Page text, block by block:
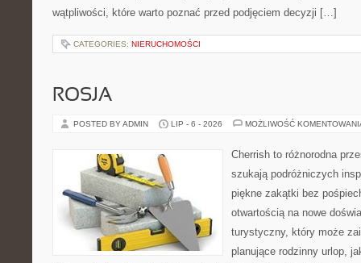
wątpliwości, które warto poznać przed podjęciem decyzji […]
CATEGORIES: NIERUCHOMOŚCI
ROSJA
POSTED BY ADMIN LIP - 6 - 2026 MOŻLIWOŚĆ
Cherrish to różnorodna
szukają podróżniczych
piękne zakątki bez
otwartością na nowe
turystyczny, który może
planujące rodzinny urlop,